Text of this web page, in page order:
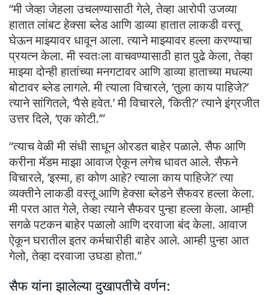
“मी जेव्हा जेहला उचलण्यासाठी गेले, तेव्हा आरोपी उजव्या
हातात लांबट हेक्सा ब्लेड आणि डाव्या हातात लाकडी वस्तू
घेऊन माझ्यावर धावून आला. त्याने माझ्यावर हल्ला करण्याचा
प्रयत्न केला. मी स्वतःला वाचवण्यासाठी हात पुढे केला, तेव्हा
माझ्या दोन्ही हातांच्या मनगटावर आणि डाव्या हाताच्या मधल्या
बोटावर ब्लेड लागले. मी त्याला विचारले, ‘तुला काय पाहिजे?’
त्याने सांगितले, ‘पैसे हवेत.’ मी विचारले, ‘किती?’ त्याने इंग्रजीत
उत्तर दिले, ‘एक कोटी.’”
“त्याच वेळी मी संधी साधून ओरडत बाहेर पळाले. सैफ आणि
करीना मॅडम माझा आवाज ऐकून लगेच धावत आले. सैफने
विचारले, ‘इस्मा, हा कोण आहे? त्याला काय पाहिजे?’ त्या
व्यक्तीने लाकडी वस्तू आणि हेक्सा ब्लेडने सैफवर हल्ला केला.
मी परत आत गेले, तेव्हा त्याने सैफवर पुन्हा हल्ला केला. आम्ही
सगळे पटकन बाहेर पळालो आणि दरवाजा बंद केला. आवाज
ऐकून घरातील इतर कर्मचारीही बाहेर आले. आम्ही पुन्हा आत
गेलो, तेव्हा दरवाजा उघडा होता.”
सैफ यांना झालेल्या दुखापतीचे वर्णन: